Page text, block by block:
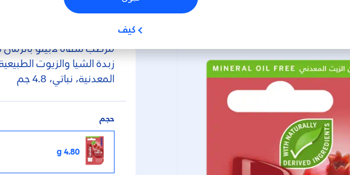
كيف
زبدة الشيا والزيوت
المعدنية، نباتي، 4.8 جم
حجم
4.80 g